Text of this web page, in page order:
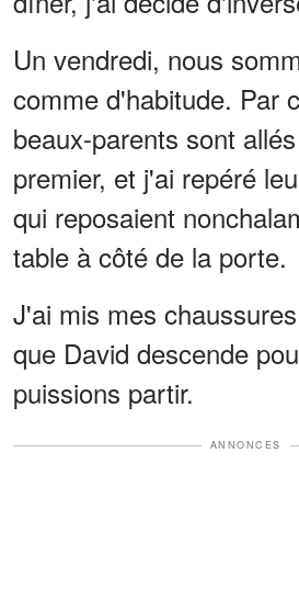
Un vendredi, nous
comme d'habitude. Par
beaux-parents sont
premier, et j'ai repéré
qui reposaient
table à côté de la porte.
J'ai mis mes
que David descende
puissions partir.
ANNONCES